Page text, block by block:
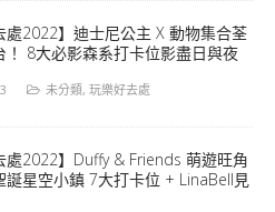
處2022】迪士尼公主 X 動物集合荃
！ 8大必影森系打卡位影盡日與夜
未分類, 玩樂好去處
處2022】Duffy & Friends 萌遊旺角
誕星空小鎮 7大打卡位 + LinaBell見